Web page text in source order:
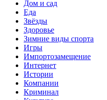
Дом и сад
Еда
Звёзды
Здоровье
Зимние виды спорта
Игры
Импортозамещение
Интернет
Истории
Компании
Криминал